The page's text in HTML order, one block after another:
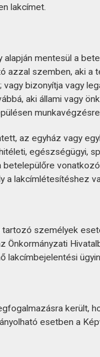
lakcímet.
mentesül a
azzal szemben, aki
bizonyítja vagy
aki állami vagy
az egyház vagy
egészségügyi,
lakcímlétesítéshez
személyek
lakcímbejelentési
került,
esetben a